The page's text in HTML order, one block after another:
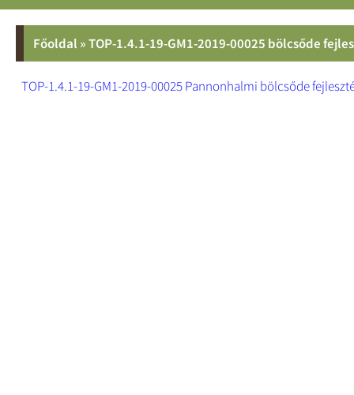
Főoldal »TOP-1.4.1-19-GM1-2019-00025 bölcsőde
TOP-1.4.1-19-GM1-2019-00025 Pannonhalmi bölcsőde